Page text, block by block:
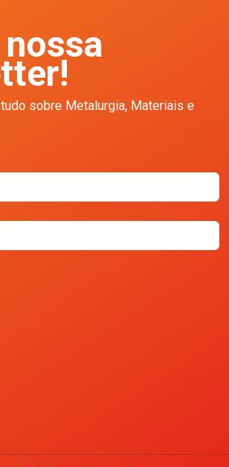
sobre Metalurgia, Materiais e